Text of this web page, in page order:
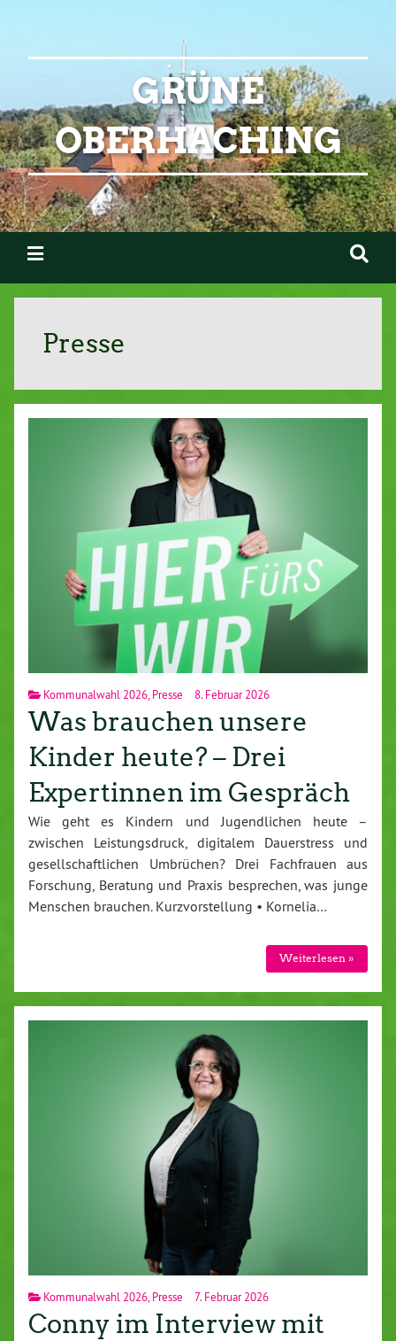
GRÜNE
OBERHACHING
Presse
Kommunalwahl 2026,Presse 8. Februar 2026
Was brauchen unsere
Kinder heute? – Drei
Expertinnen im Gespräch
Wie geht es Kindern und Jugendlichen heute –
zwischen Leistungsdruck, digitalem Dauerstress und
gesellschaftlichen Umbrüchen? Drei Fachfrauen aus
Forschung, Beratung und Praxis besprechen, was junge
Menschen brauchen. Kurzvorstellung • Kornelia…
Weiterlesen »
Kommunalwahl 2026 Presse 7. Februar 2026
Conny im Interview mit